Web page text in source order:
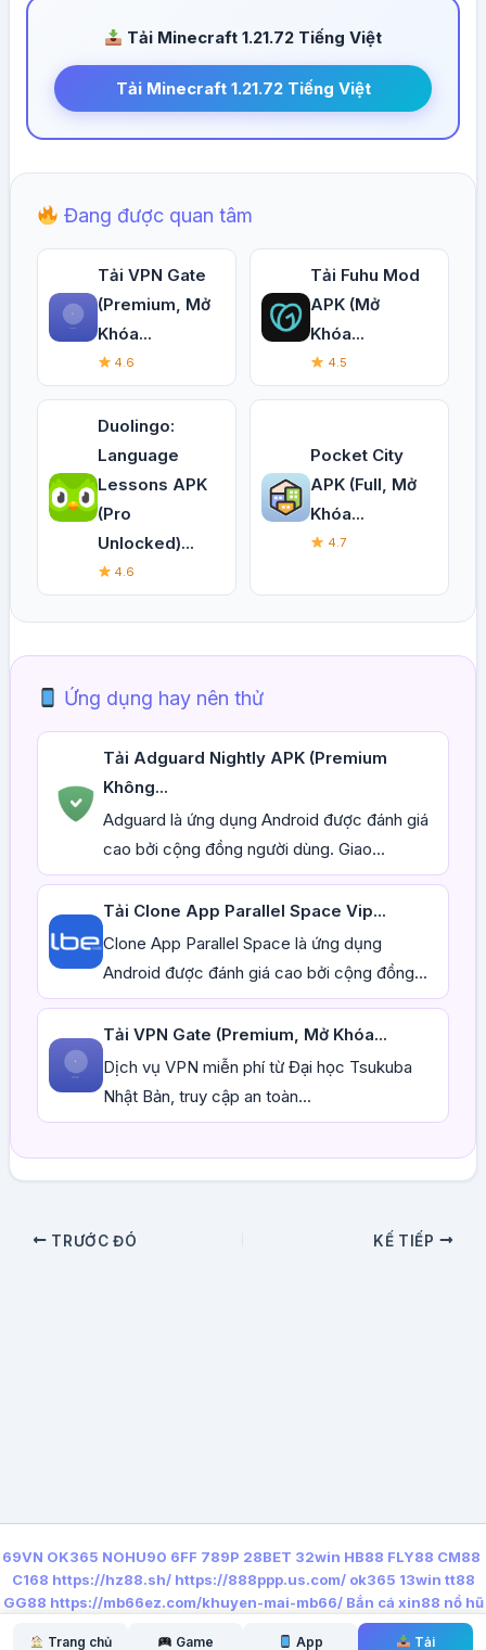
Tải Minecraft 1.21.72 Tiếng Việt
Tải Minecraft 1.21.72 Tiếng Việt
Đang được quan tâm
Tải VPN Gate
(Premium, Mở
Khóa...
4.6
Tải Fuhu Mod
APK (Mở
Khóa...
4.5
Duolingo:
Language
Lessons APK
(Pro
Unlocked)...
4.6
Pocket City
APK (Full, Mở
Khóa...
4.7
Ứng dụng hay nên thử
Tải Adguard Nightly APK (Premium
Không...
Adguard là ứng dụng Android được đánh giá
cao bởi cộng đồng người dùng. Giao...
Tải Clone App Parallel Space Vip...
Clone App Parallel Space là ứng dụng
Android được đánh giá cao bởi cộng đồng...
Tải VPN Gate (Premium, Mở Khóa...
Dịch vụ VPN miễn phí từ Đại học Tsukuba
Nhật Bản, truy cập an toàn...
TRƯỚC ĐÓ KẾ TIẾP
69VN OK365 NOHU90 6FF 789P 28BET 32win HB88 FLY88 CM88
C168 https://hz88.sh/ https://888ppp.us.com/ ok365 13win tt88
GG88 https://mb66ez.com/khuyen-mai-mb66/ Bắn cá xin88 nổ hũ
Trang chủ Game App Tải